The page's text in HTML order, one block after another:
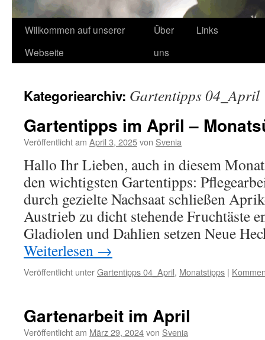
Willkommen auf unserer
Webseite
Über
uns
Links
Kategoriearchiv: Gartentipps 04_April
Gartentipps im April –
Veröffentlicht am April 3, 2025von Svenia
Hallo Ihr Lieben, auch in diesem
den wichtigsten Gartentipps:
durch gezielte Nachsaat schließen
Austrieb zu dicht stehende Fruchtäste
Gladiolen und Dahlien setzen Neue
Weiterlesen →
Veröffentlicht unterGartentipps 04_April, Monatstipps |
Gartenarbeit im April
Veröffentlicht am März 29, 2024von Svenia